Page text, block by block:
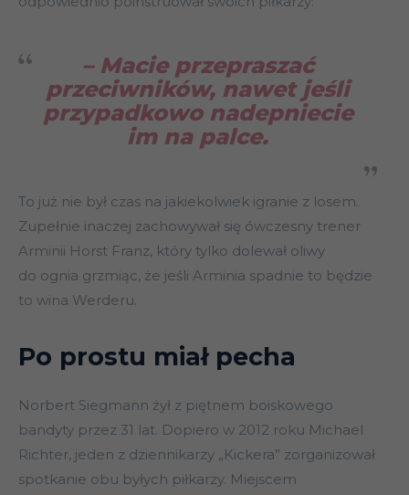
– Macie przepraszać
przeciwników, nawet jeśli
przypadkowo nadepniecie
im na palce.
To już nie był czas na jakiekolwiek igranie z losem.
Zupełnie inaczej zachowywał się ówczesny trener
Arminii Horst Franz, który tylko dolewał oliwy
do ognia grzmiąc, że jeśli Arminia spadnie to będzie
to wina Werderu.
Po prostu miał pecha
Norbert Siegmann żył z piętnem boiskowego
bandyty przez 31 lat. Dopiero w 2012 roku Michael
Richter, jeden z dziennikarzy „Kickera” zorganizował
spotkanie obu byłych piłkarzy. Miejscem